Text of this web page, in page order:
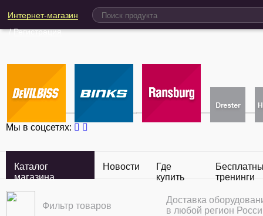
Интернет-магазин
/Регистрация
Мы в соцсетях:
Каталог
магазина
Новости
Где
купить
тренинги
Фильтр товаров
Доставка
в любой регион